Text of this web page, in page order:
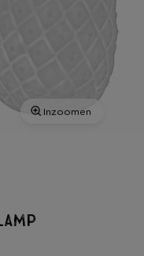
Inzoomen